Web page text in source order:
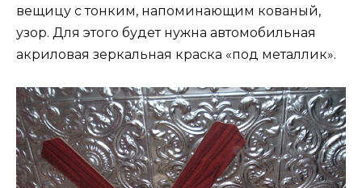
вещицу с тонким, напоминающим кованый,
узор. Для этого будет нужна автомобильная
акриловая зеркальная краска «под металлик».